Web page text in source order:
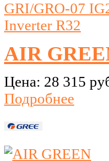
AIR
Цена: 28 315
Подробнее